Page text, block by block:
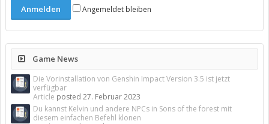
Angemeldet bleiben
Game News
Die Vorinstallation von Genshin Impact Version 3.5 ist jetzt
verfügbar
Article posted 27. Februar 2023
Du kannst Kelvin und andere NPCs in Sons of the forest mit
diesem einfachen Befehl klonen